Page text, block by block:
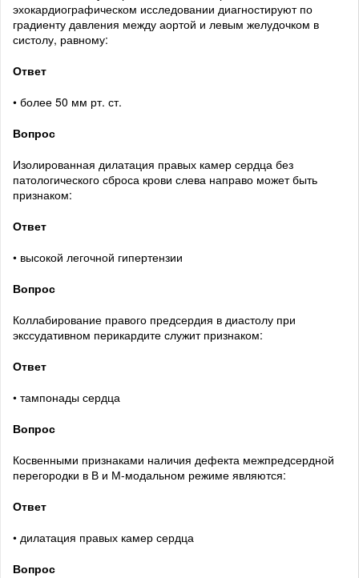
эхокардиографическом исследовании диагностируют по
градиенту давления между аортой и левым желудочком в
систолу, равному:
Ответ
• более 50 мм рт. ст.
Вопрос
Изолированная дилатация правых камер сердца без
патологического сброса крови слева направо может быть
признаком:
Ответ
• высокой легочной гипертензии
Вопрос
Коллабирование правого предсердия в диастолу при
экссудативном перикардите служит признаком:
Ответ
• тампонады сердца
Вопрос
Косвенными признаками наличия дефекта межпредсердной
перегородки в В и М-модальном режиме являются:
Ответ
• дилатация правых камер сердца
Вопрос